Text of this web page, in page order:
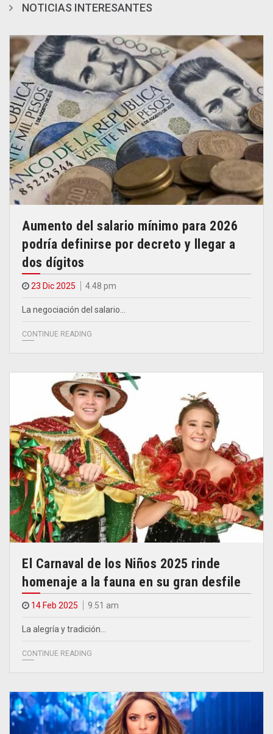
NOTICIAS INTERESANTES
Aumento del salario mínimo para 2026
podría definirse por decreto y llegar a
dos dígitos
23 Dic 2025 4.48 pm
La negociación del salario…
CONTINUE READING
El Carnaval de los Niños 2025 rinde
homenaje a la fauna en su gran desfile
14 Feb 2025 9.51 am
La alegría y tradición…
CONTINUE READING